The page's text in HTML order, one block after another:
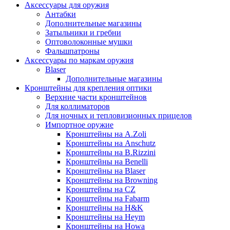
Аксессуары для оружия
Антабки
Дополнительные магазины
Затыльники и гребни
Оптоволоконные мушки
Фальшпатроны
Аксессуары по маркам оружия
Blaser
Дополнительные магазины
Кронштейны для крепления оптики
Верхние части кронштейнов
Для коллиматоров
Для ночных и тепловизионных прицелов
Импортное оружие
Кронштейны на A.Zoli
Кронштейны на Anschutz
Кронштейны на B.Rizzini
Кронштейны на Benelli
Кронштейны на Blaser
Кронштейны на Browning
Кронштейны на CZ
Кронштейны на Fabarm
Кронштейны на H&K
Кронштейны на Heym
Кронштейны на Howa